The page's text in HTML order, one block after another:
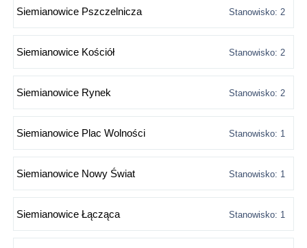
Siemianowice Pszczelnicza Stanowisko: 2
Siemianowice Kościół Stanowisko: 2
Siemianowice Rynek Stanowisko: 2
Siemianowice Plac Wolności Stanowisko: 1
Siemianowice Nowy Świat Stanowisko: 1
Siemianowice Łącząca Stanowisko: 1